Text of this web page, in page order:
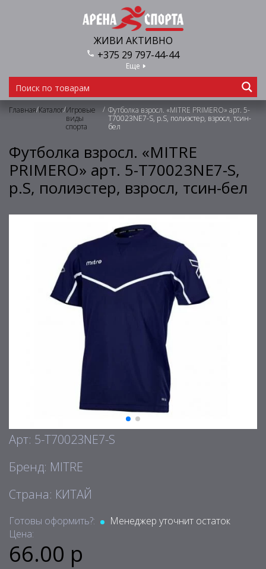
ЖИВИ АКТИВНО
+375 29 797-44-44
Еще
Главная/Каталог/Игровые
виды
спорта
/ Футболка взросл. «MITRE PRIMERO» арт. 5-
T70023NE7-S, р.S, полиэстер, взросл, тсин-
бел
Футболка взросл. «MITRE
PRIMERO» арт. 5-T70023NE7-S,
р.S, полиэстер, взросл, тсин-бел
Арт: 5-T70023NE7-S
Бренд: MITRE
Страна: КИТАЙ
Готовы оформить?:
Менеджер уточнит остаток
Цена:
66.00 р